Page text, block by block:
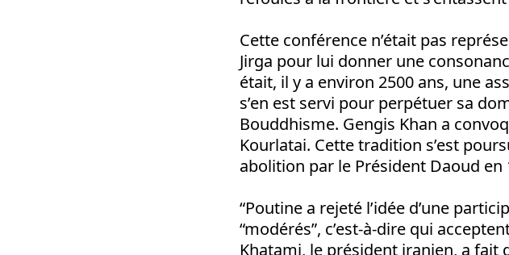
Cette conférence n’était pas
Jirga pour lui donner une
était, il y a environ 2500 ans, une
s’en est servi pour perpétuer sa
Bouddhisme. Gengis Khan a
Kourlatai. Cette tradition s’est
abolition par le Président Daoud en
“Poutine a rejeté l’idée d’une
“modérés”, c’est-à-dire qui
Khatami, le président iranien, a fait